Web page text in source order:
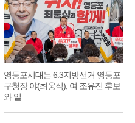
영등포시대는 6.3지방선거 영등포
구청장 야(최웅식), 여 조유진 후보
와 일